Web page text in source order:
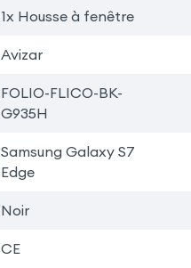
1x Housse à fenêtre
Avizar
FOLIO-FLICO-BK-
G935H
Samsung Galaxy S7
Edge
Noir
CE